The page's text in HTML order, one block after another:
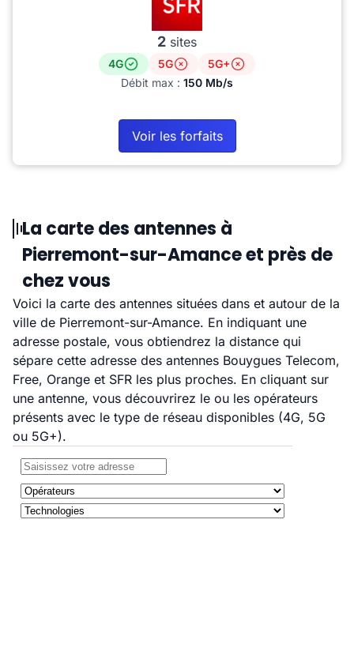
2 sites
4G 5G
5G+
Débit max : 150 Mb/s
Voir les forfaits
La carte des antennes à
Pierremont-sur-Amance et près de
chez vous
Voici la carte des antennes situées dans et autour de la
ville de Pierremont-sur-Amance. En indiquant une
adresse postale, vous obtiendrez la distance qui
sépare cette adresse des antennes Bouygues Telecom,
Free, Orange et SFR les plus proches. En cliquant sur
une antenne, vous découvrirez le ou les opérateurs
présents avec le type de réseau disponibles (4G, 5G
ou 5G+).